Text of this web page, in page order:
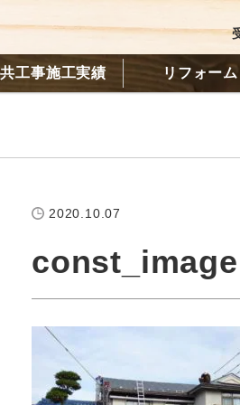
工事施工実績 リフォーム
2020.10.07